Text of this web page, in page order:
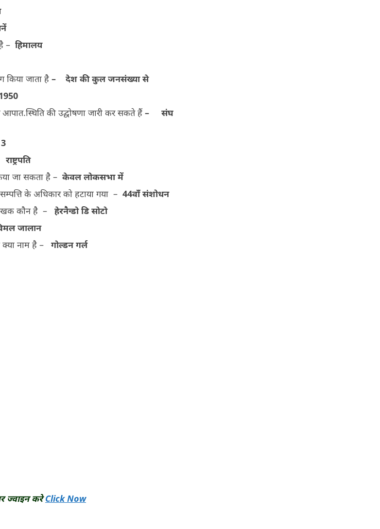
– हिमालय
किया जाता है – देश की कुल जनसंख्या से
आपात.स्थिति की उद्घोषणा जारी कर सकते हैं – संघ
3
राष्ट्रपति
जा सकता है – केवल लोकसभा में
के अधिकार को हटाया गया – 44वाँ संशोधन
लेखक कौन है – हेरनैन्डो डि सोटो
जालान
क्या नाम है – गोल्डन गर्ल
ज्वाइन करेClick Now